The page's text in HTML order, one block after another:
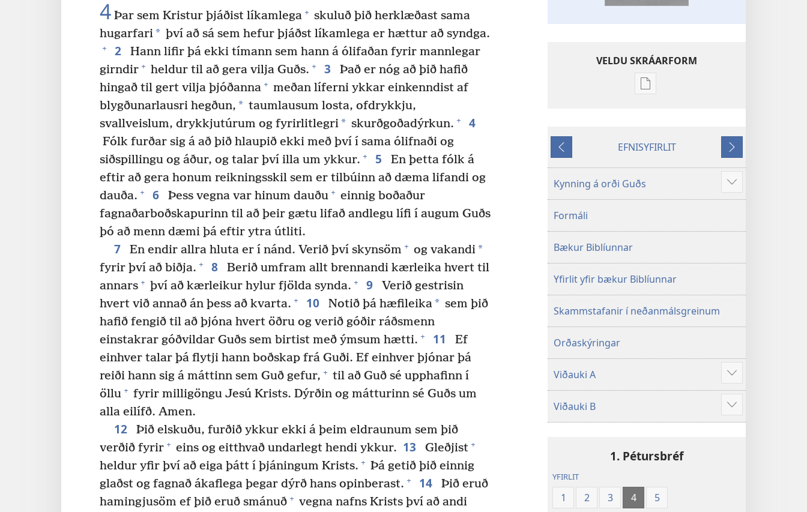
4 Þar sem Kristur þjáðist líkamlega + skuluð þið herklæðast sama
hugarfari* því að sá sem hefur þjáðst líkamlega er hættur að syndga.
+ 2
Hann lifir þá ekki tímann sem hann á ólifaðan fyrir mannlegar
girndir + heldur til að gera vilja Guðs. + 3
Það er nóg að þið hafið
hingað til gert vilja þjóðanna + meðan líferni ykkar einkenndist af
blygðunarlausri hegðun, * taumlausum losta, ofdrykkju,
svallveislum, drykkjutúrum og fyrirlitlegri* skurðgoðadýrkun. + 4
Fólk furðar sig á að þið hlaupið ekki með því í sama ólifnaði og
siðspillingu og áður, og talar því illa um ykkur. + 5
En þetta fólk á
eftir að gera honum reikningsskil sem er tilbúinn að dæma lifandi og
dauða. + 6 Þess vegna var hinum dauðu + einnig boðaður
fagnaðarboðskapurinn til að þeir gætu lifað andlegu lífi í augum Guðs
þó að menn dæmi þá eftir ytra útliti.
7 En endir allra hluta er í nánd. Verið því skynsöm + og vakandi*
fyrir því að biðja. + 8
Berið umfram allt brennandi kærleika hvert til
annars + því að kærleikur hylur fjölda synda. + 9
Verið gestrisin
hvert við annað án þess að kvarta. + 10 Notið þá hæfileika* sem þið
hafið fengið til að þjóna hvert öðru og verið góðir ráðsmenn
einstakrar góðvildar Guðs sem birtist með ýmsum hætti. + 11
Ef
einhver talar þá flytji hann boðskap frá Guði. Ef einhver þjónar þá
reiði hann sig á máttinn sem Guð gefur, + til að Guð sé upphafinn í
öllu + fyrir milligöngu Jesú Krists. Dýrðin og mátturinn sé Guðs um
alla eilífð. Amen.
12
Þið elskuðu, furðið ykkur ekki á þeim eldraunum sem þið
verðið fyrir + eins og eitthvað undarlegt hendi ykkur. 13 Gleðjist +
heldur yfir því að eiga þátt í þjáningum Krists. + Þá getið þið einnig
glaðst og fagnað ákaflega þegar dýrð hans opinberast. + 14
Þið eruð
hamingjusöm ef þið eruð smánuð + vegna nafns Krists því að andi
VELDU SKRÁARFORM
Möguleikar
rit
Til
baka
EFNISYFIRLIT
Áfram
Kynning á orði Guðs
Sjá
meira
Formáli
Bækur Biblíunnar
Yfirlit yfir bækur Biblíunnar
Skammstafanir í neðanmálsgreinum
Orðaskýringar
Viðauki A
Sjá
meira
Viðauki B
Sjá
meira
1. Pétursbréf
YFIRLIT
1 2 3 4 5